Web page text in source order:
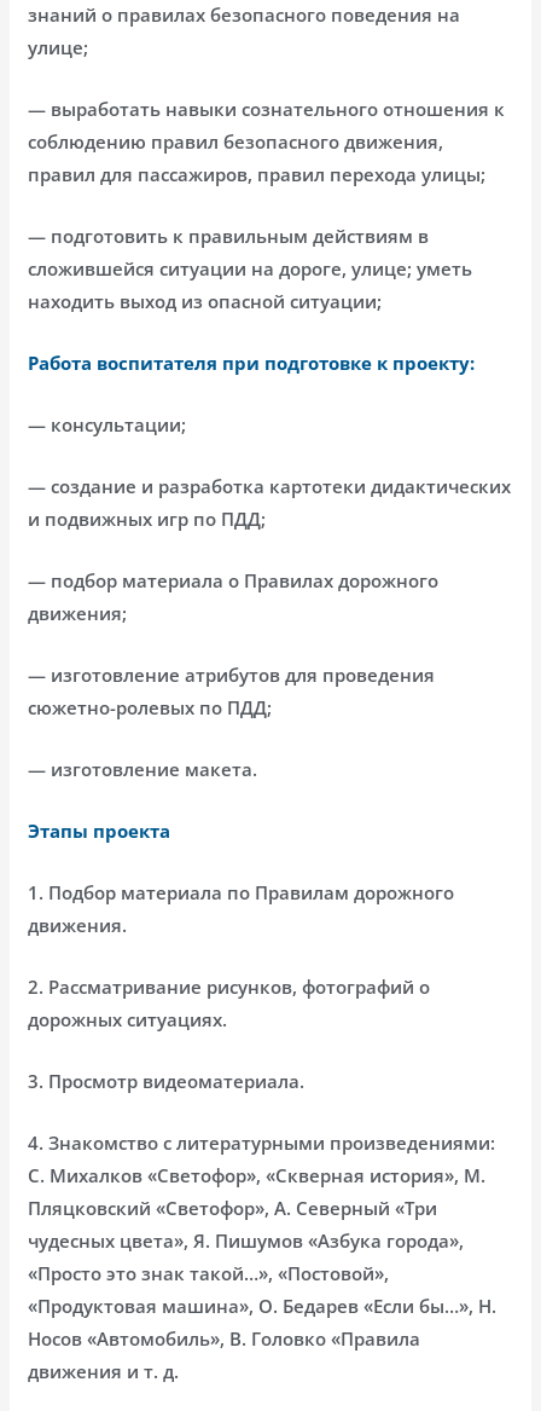
знаний о правилах безопасного поведения на
улице;
— выработать навыки сознательного отношения к
соблюдению правил безопасного движения,
правил для пассажиров, правил перехода улицы;
— подготовить к правильным действиям в
сложившейся ситуации на дороге, улице; уметь
находить выход из опасной ситуации;
Работа воспитателя при подготовке к проекту:
— консультации;
— создание и разработка картотеки дидактических
и подвижных игр по ПДД;
— подбор материала о Правилах дорожного
движения;
— изготовление атрибутов для проведения
сюжетно-ролевых по ПДД;
— изготовление макета.
Этапы проекта
1. Подбор материала по Правилам дорожного
движения.
2. Рассматривание рисунков, фотографий о
дорожных ситуациях.
3. Просмотр видеоматериала.
4. Знакомство с литературными произведениями:
С. Михалков «Светофор», «Скверная история», М.
Пляцковский «Светофор», А. Северный «Три
чудесных цвета», Я. Пишумов «Азбука города»,
«Просто это знак такой…», «Постовой»,
«Продуктовая машина», О. Бедарев «Если бы…», Н.
Носов «Автомобиль», В. Головко «Правила
движения и т. д.